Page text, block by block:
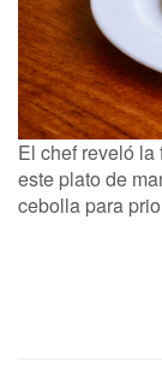
El chef reveló
este plato de
cebolla para